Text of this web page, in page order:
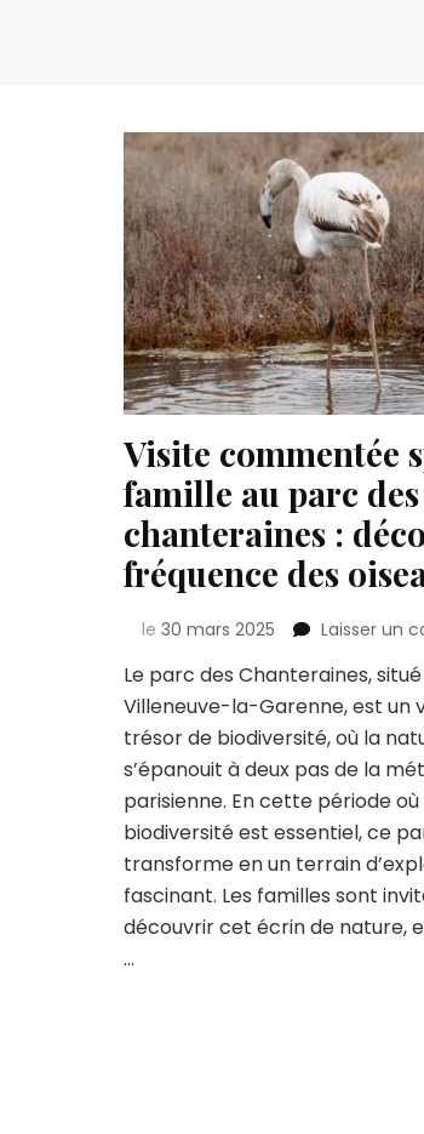
Visite commentée
famille au parc des
chanteraines :
fréquence des
le 30 mars 2025 Laisser un
Le parc des Chanteraines,
Villeneuve-la-Garenne, est un
trésor de biodiversité, où la
s’épanouit à deux pas de la
parisienne. En cette période où
biodiversité est essentiel, ce
transforme en un terrain
fascinant. Les familles sont
découvrir cet écrin de nature,
…